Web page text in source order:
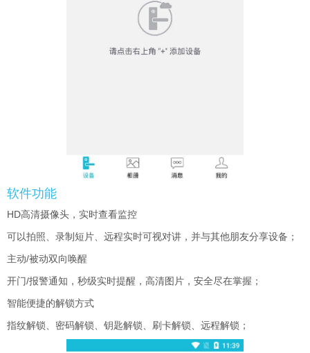
软件功能
HD高清摄像头，实时查看监控
可以拍照、录制短片、远程实时可视对讲，并与其他朋友分享设备；
主动/被动双向唤醒
开门/报警通知，秒级实时提醒，高清图片，安全尽在掌握；
智能便捷的解锁方式
指纹解锁、密码解锁、钥匙解锁、刷卡解锁、远程解锁；